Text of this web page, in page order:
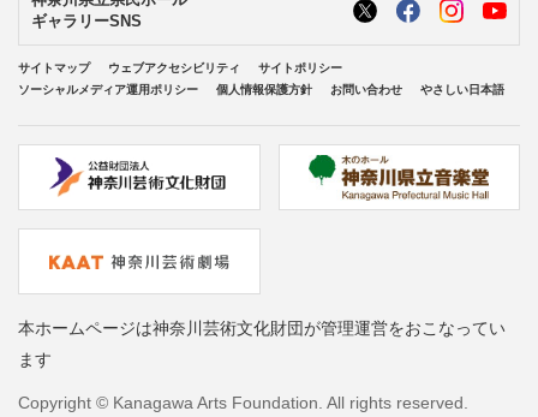
ギャラリーSNS
サイトマップ ウェブアクセシビリティ
サイトポリシー
ソーシャルメディア運用ポリシー
個人情報保護方針 お問い合わせ やさしい日本語
本ホームページは神奈川芸術文化財団が管理運営をおこなってい
ます
Copyright © Kanagawa Arts Foundation. All rights reserved.